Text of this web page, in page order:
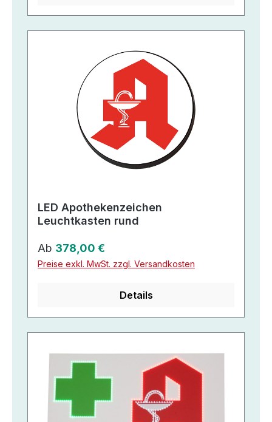
LED Apothekenzeichen
Leuchtkasten rund
Regulärer Preis:
Ab 378,00 €
Preise exkl. MwSt. zzgl. Versandkosten
Details